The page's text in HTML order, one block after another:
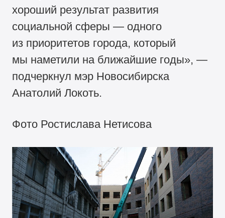
хороший результат развития
социальной сферы — одного
из приоритетов города, который
мы наметили на ближайшие годы», —
подчеркнул мэр Новосибирска
Анатолий Локоть.
Фото Ростислава Нетисова